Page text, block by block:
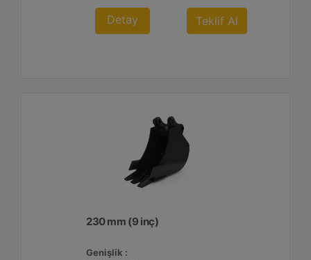
Detay Teklif Al
230 mm (9 inç)
Genişlik :